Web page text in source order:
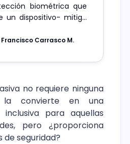
biométrica que
un dispositivo- mitiga
y costos
Francisco Carrasco M.
no requiere ninguna
convierte en una
para aquellas
pero ¿proporciona
de seguridad?